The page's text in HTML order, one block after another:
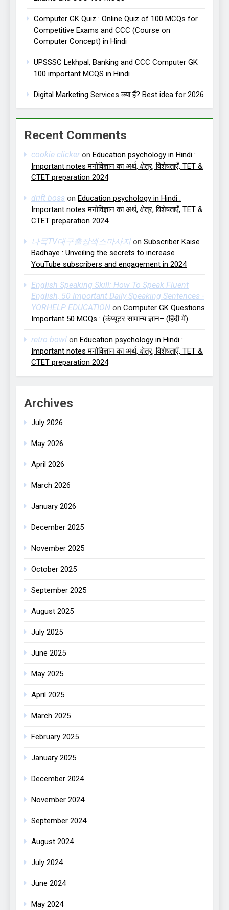
Computer GK Quiz : Online Quiz of 100 MCQs for
Competitive Exams and CCC (Course on
Computer Concept) in Hindi
UPSSSC Lekhpal, Banking and CCC Computer GK
100 important MCQS in Hindi
Digital Marketing Services क्या हैं? Best idea for 2026
Recent Comments
cookie clickeron Education psychology in Hindi :
Important notes मनोविज्ञान का अर्थ, क्षेत्र, विशेषताएँ, TET &
CTET preparation 2024
drift boss on Education psychology in Hindi :
Important notes मनोविज्ञान का अर्थ, क्षेत्र, विशेषताएँ, TET &
CTET preparation 2024
나목TV대구출장섹스마사지 on Subscriber Kaise
Badhaye : Unveiling the secrets to increase
YouTube subscribers and engagement in 2024
English Speaking Skill: How To Speak Fluent
English, 50 Important Daily Speaking Sentences -
YORHELP EDUCATION on Computer GK Questions
Important 50 MCQs : (कंप्यूटर सामान्य ज्ञान– (हिंदी में)
retro bowl on Education psychology in Hindi :
Important notes मनोविज्ञान का अर्थ, क्षेत्र, विशेषताएँ, TET &
CTET preparation 2024
Archives
July 2026
May 2026
April 2026
March 2026
January 2026
December 2025
November 2025
October 2025
September 2025
August 2025
July 2025
June 2025
May 2025
April 2025
March 2025
February 2025
January 2025
December 2024
November 2024
September 2024
August 2024
July 2024
June 2024
May 2024